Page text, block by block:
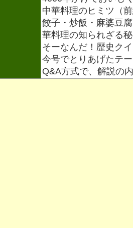
中華料理のヒミツ（
餃子・炒飯・麻婆豆
華料理の知られざる
そーなんだ！歴史ク
今号でとりあげたテ
Q&A方式で、解説の